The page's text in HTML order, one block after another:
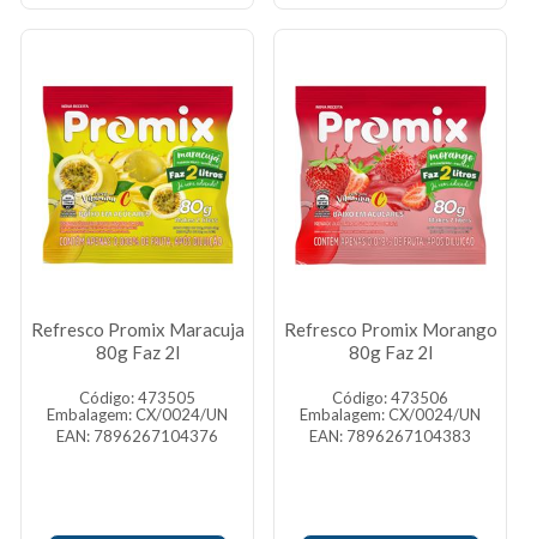
Refresco Promix Maracuja
80g Faz 2l
Código: 473505
Embalagem: CX/0024/UN
EAN: 7896267104376
Refresco Promix Morango
80g Faz 2l
Código: 473506
Embalagem: CX/0024/UN
EAN: 7896267104383